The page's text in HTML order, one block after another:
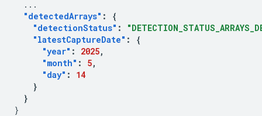
...
"detectedArrays" :
{
"detectionStatus" :
"latestCaptureDate" :
{
"year" : 2025,
"month" : 5,
"day" :
14
}
}
}